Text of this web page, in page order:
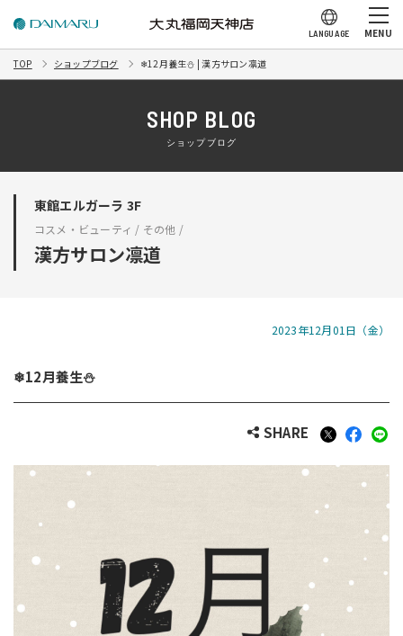
LANGUAGE MENU
TOP ショップブログ ❄12月養生⛄ | 漢方サロン凛道
SHOP BLOG
ショップブログ
東館エルガーラ 3F
コスメ・ビューティ / その他 /
漢方サロン凛道
2023年12月01日（金）
❄12月養生⛄
SHARE